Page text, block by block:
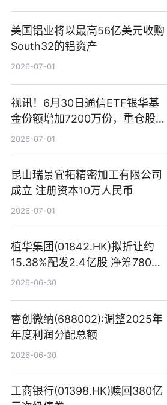
美国铝业将以最高56亿美元收购
South32的铝资产
2026-07-01
视讯！6月30日通信ETF银华基
金份额增加7200万份，重仓股新
易盛、中际旭创、立讯精密
2026-07-01
昆山瑞景宜拓精密加工有限公司
成立 注册资本10万人民币
2026-07-01
植华集团(01842.HK)拟折让约
15.38%配发2.4亿股 净筹780万
港元
2026-06-30
睿创微纳(688002):调整2025年
年度利润分配总额
2026-06-30
工商银行(01398.HK)赎回380亿